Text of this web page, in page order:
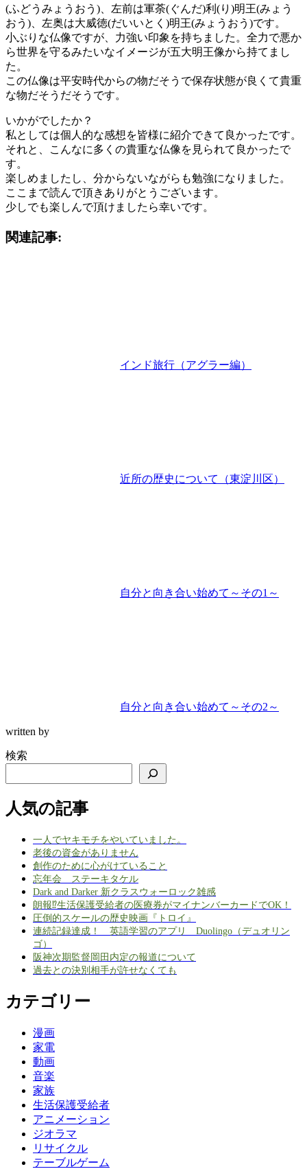
(ふどうみょうおう)、左前は軍荼(ぐんだ)利(り)明王(みょう
おう)、左奥は大威徳(だいいとく)明王(みょうおう)です。
小ぶりな仏像ですが、力強い印象を持ちました。全力で悪か
ら世界を守るみたいなイメージが五大明王像から持てまし
た。
この仏像は平安時代からの物だそうで保存状態が良くて貴重
な物だそうだそうです。
いかがでしたか？
私としては個人的な感想を皆様に紹介できて良かったです。
それと、こんなに多くの貴重な仏像を見られて良かったで
す。
楽しめましたし、分からないながらも勉強になりました。
ここまで読んで頂きありがとうございます。
少しでも楽しんで頂けましたら幸いです。
関連記事:
インド旅行（アグラー編）
近所の歴史について（東淀川区）
自分と向き合い始めて～その1～
自分と向き合い始めて～その2～
written by
検索
人気の記事
一人でヤキモチをやいていました。
老後の資金がありません
創作のために心がけていること
忘年会 ステーキタケル
Dark and Darker 新クラスウォーロック雑感
朗報⁉生活保護受給者の医療券がマイナンバーカードでOK！
圧倒的スケールの歴史映画『トロイ』
連続記録達成！ 英語学習のアプリ Duolingo（デュオリン
ゴ）
阪神次期監督岡田内定の報道について
過去との決別相手が許せなくても
カテゴリー
漫画
家電
動画
音楽
家族
生活保護受給者
アニメーション
ジオラマ
リサイクル
テーブルゲーム